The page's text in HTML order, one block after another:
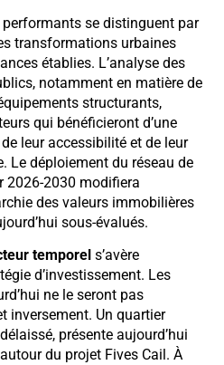
se distinguent par
transformations urbaines
établies. L’analyse des
notamment en matière de
structurants,
qui bénéficieront d’une
leur accessibilité et de leur
Le déploiement du réseau de
2026-2030 modifiera
des valeurs immobilières
sous-évalués.
temporel s’avère
d’investissement. Les
ne le seront pas
inversement. Un quartier
présente aujourd’hui
du projet Fives Cail. À